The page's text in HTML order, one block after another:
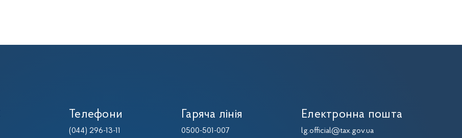
Телефони
(044) 296-13-11
Гаряча лінія
0500-501-007
Електронна пошта
lg.official@tax.gov.ua